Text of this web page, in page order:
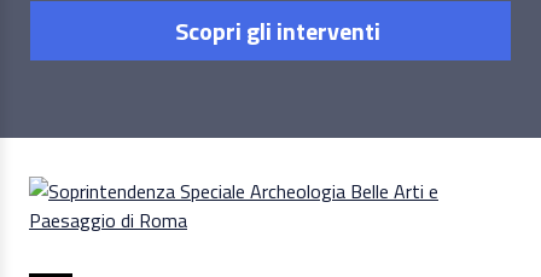
Scopri gli interventi